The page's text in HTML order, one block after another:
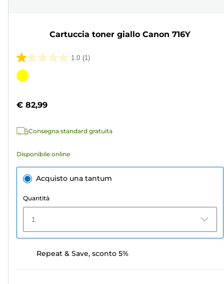
Cartuccia toner giallo Canon 716Y
1.0 (1)
1.0
su
Cartuccia
€ 82,99
Consegna standard gratuita
Disponibile online
Acquisto una tantum
Quantità
1
Repeat & Save, sconto 5%